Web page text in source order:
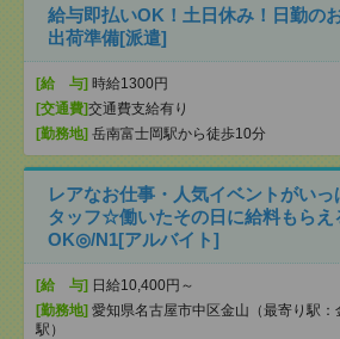
給与即払いOK！土日休み！日勤の
出荷準備[派遣]
[給 与] 時給1300円
[交通費]交通費支給有り
[勤務地] 岳南富士岡駅から徒歩10分
レアなお仕事・人気イベントがいっ
タッフ☆働いたその日に給料もらえ
OK◎/N1[アルバイト]
[給 与] 日給10,400円～
[勤務地] 愛知県名古屋市中区金山（最寄り駅：
駅）